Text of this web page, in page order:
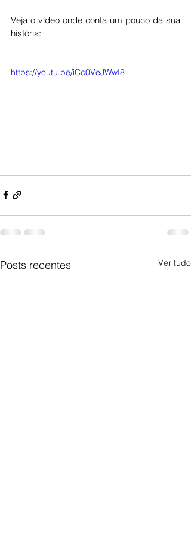
Veja o vídeo onde conta um pouco da sua
história:
https://youtu.be/iCc0VeJWwI8
Posts recentes Ver tudo